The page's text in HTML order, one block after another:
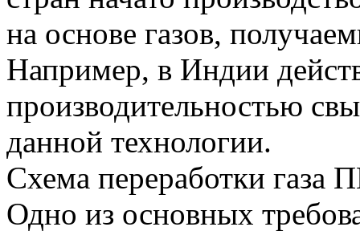
на основе газов,
Например, в Индии
производительностью
данной технологии.
Схема переработки газа
Одно из основных